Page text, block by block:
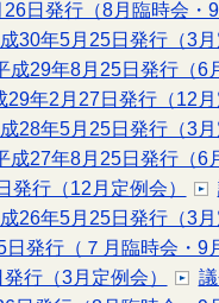
日発行（8月臨時会・9
年5月25日発行（3月
29年8月25日発行（6
年2月27日発行（12月
年5月25日発行（3月
27年8月25日発行（6
行（12月定例会）
年5月25日発行（3月
発行（７月臨時会・9
行（3月定例会）